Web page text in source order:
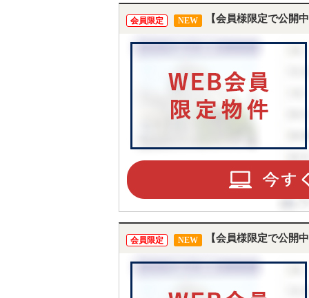
会員限定 NEW 【会員様限定で公開
会員限定 NEW 【会員様限定で公開